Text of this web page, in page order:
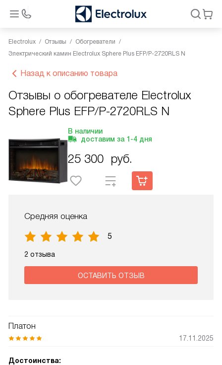
Electrolux Отзывы
Обогреватели
Электрический камин Electrolux Sphere Plus EFP/P-2720RLS N
Назад к описанию товара
Отзывы о обогревателе Electrolux
Sphere Plus EFP/P-2720RLS N
В наличии
доставим за 1-4 дня
25 300 руб.
Средняя оценка
5
2 отзыва
ОСТАВИТЬ ОТЗЫВ
Платон
17.11.2025
Достоинства: